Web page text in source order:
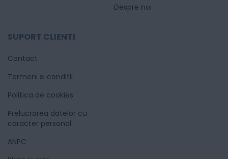
Despre noi
SUPORT CLIENTI
Contact
Termeni si conditii
Politica de cookies
Prelucrarea datelor cu
caracter personal
ANPC